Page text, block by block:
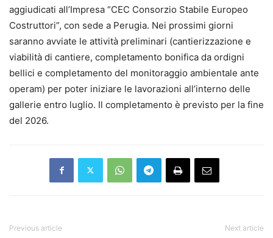
aggiudicati all’Impresa “CEC Consorzio Stabile Europeo
Costruttori”, con sede a Perugia. Nei prossimi giorni
saranno avviate le attività preliminari (cantierizzazione e
viabilità di cantiere, completamento bonifica da ordigni
bellici e completamento del monitoraggio ambientale ante
operam) per poter iniziare le lavorazioni all’interno delle
gallerie entro luglio. Il completamento è previsto per la fine
del 2026.
Previous article Next article